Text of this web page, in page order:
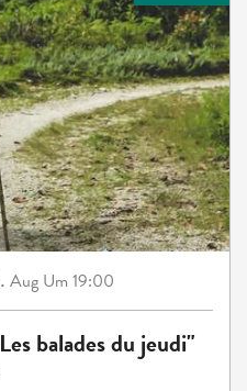
Aug Um 19:00
balades du jeudi"